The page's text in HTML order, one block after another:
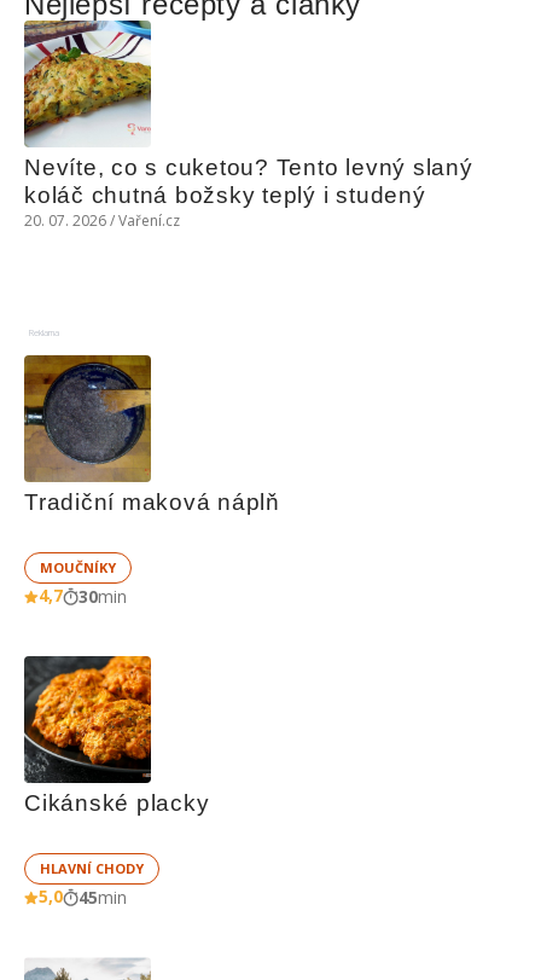
Nevíte, co s cuketou? Tento levný slaný
koláč chutná božsky teplý i studený
20. 07. 2026 / Vaření.cz
Reklama
Tradiční maková náplň
MOUČNÍKY
4,7 30min
Cikánské placky
HLAVNÍ CHODY
5,0 45min